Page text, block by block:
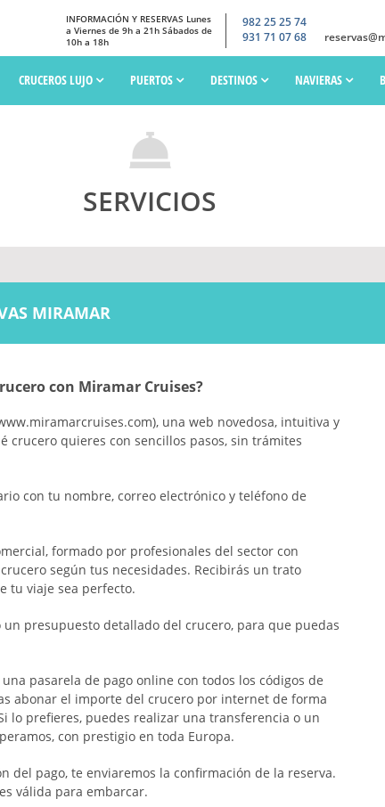
INFORMACIÓN Y RESERVAS Lunes
a Viernes de 9h a 21h Sábados de
10h a 18h
982 25 25 74
931 71 07 68
CRUCEROS LUJO PUERTOS DESTINOS NAVIERAS
SERVICIOS
MIRAMAR
con Miramar Cruises?
una web novedosa, intuitiva y
quieres con sencillos pasos, sin trámites
con tu nombre, correo electrónico y teléfono de
formado por profesionales del sector con
según tus necesidades. Recibirás un trato
tu viaje sea perfecto.
presupuesto detallado del crucero, para que puedas
pasarela de pago online con todos los códigos de
abonar el importe del crucero por internet de forma
lo prefieres, puedes realizar una transferencia o un
con prestigio en toda Europa.
del pago, te enviaremos la confirmación de la reserva.
válida para embarcar.